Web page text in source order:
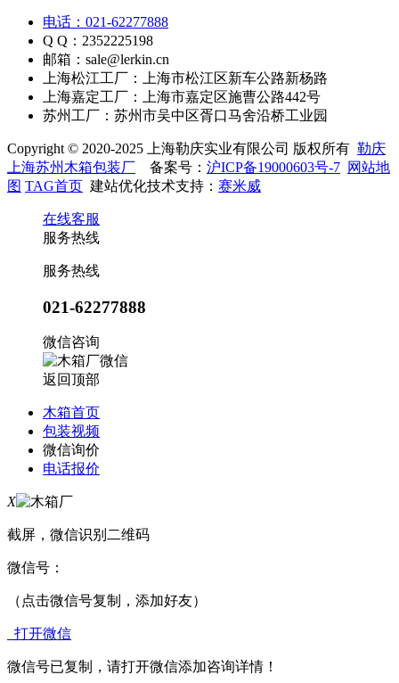
电话：021-62277888
Q Q：2352225198
邮箱：sale@lerkin.cn
上海松江工厂：上海市松江区新车公路新杨路
上海嘉定工厂：上海市嘉定区施曹公路442号
苏州工厂：苏州市吴中区胥口马舍沿桥工业园
Copyright © 2020-2025 上海勒庆实业有限公司 版权所有 勒庆
上海苏州木箱包装厂 备案号： 沪ICP备19000603号-7 网站地
图 TAG首页 建站优化技术支持： 赛米威
在线客服
服务热线
服务热线
021-62277888
微信咨询
返回顶部
木箱首页
包装视频
微信询价
电话报价
X
截屏，微信识别二维码
微信号：
（点击微信号复制，添加好友）
打开微信
微信号已复制，请打开微信添加咨询详情！